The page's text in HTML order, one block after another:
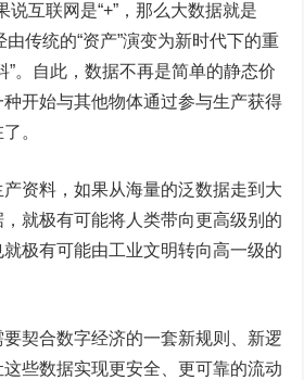
互联网是“+”，那么大数据就是
由传统的“资产”演变为新时代下的重
”。自此，数据不再是简单的静态价
开始与其他物体通过参与生产获得
。
料，如果从海量的泛数据走到大
就极有可能将人类带向更高级别的
极有可能由工业文明转向高一级的
合数字经济的一套新规则、新逻
些数据实现更安全、更可靠的流动